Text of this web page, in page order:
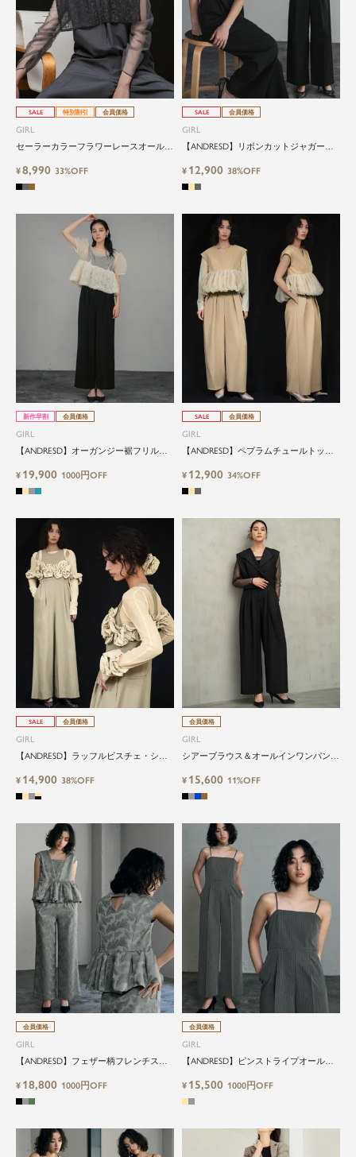
特別な日だけではもったいない...もっ
と気軽に自由にドレスを楽しみたい
ドレスは女性にとって永遠のファッションアイテ
の一つ。
ドレスが持つ女性を美しく見せる力は、ファッシ
ョンアイテムの中でも特別なものです。
特別な日だけではもったいない もっと気軽にもっ
と自由にドレスを楽しみたい...
そんな気持ちを叶えたい。それが、ドレスブラン
ドガールです。
close
SALE 特別割引 会員価格
GIRL
セーラーカラーフラワーレースオールイ
¥8,990 33%OFF
SALE 会員価格
GIRL
【ANDRESD】リボンカットジャガード
ス
¥ 12,900 38%OFF
新作早割 会員価格
GIRL
【ANDRESD】オーガンジー裾フリルト
トパーティードレス
¥ 19,900 1000円OFF
SALE 会員価格
GIRL
【ANDRESD】ペプラムチュールトップ
セット結婚式ドレス
¥ 12,900 34%OFF
SALE 会員価格
GIRL
【ANDRESD】ラッフルビスチェ・シア
結婚式パンツドレス
¥ 14,900 38%OFF
会員価格
GIRL
シアーブラウス＆オールインワンパンツ
¥ 15,600 11%OFF
会員価格
GIRL
【ANDRESD】フェザー柄フレンチスリ
ンツの2点セットパンツドレス
¥ 18,800 1000円OFF
会員価格
GIRL
【ANDRESD】ピンストライプオールイ
¥ 15,500 1000円OFF